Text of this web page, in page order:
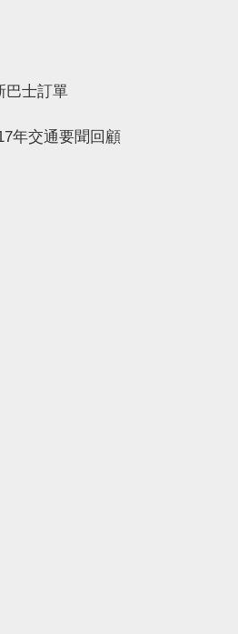
巴士訂單
年交通要聞回顧